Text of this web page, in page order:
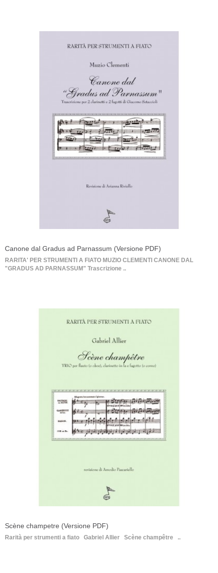
Canone dal Gradus ad Parnassum (Versione PDF)
RARITA' PER STRUMENTI A FIATO MUZIO CLEMENTI CANONE DAL
"GRADUS AD PARNASSUM" Trascrizione ..
Scène champetre (Versione PDF)
Rarità per strumenti a fiato Gabriel Allier Scène champêtre ..